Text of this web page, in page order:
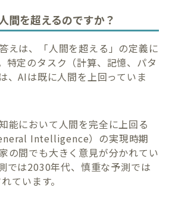
間を超えるのですか？
えは、「人間を超える」の定義に
特定のタスク（計算、記憶、パタ
、AIは既に人間を上回っていま
能において人間を完全に上回る
Intelligence）の実現時期
の間でも大きく意見が分かれてい
では2030年代、慎重な予測では
ています。